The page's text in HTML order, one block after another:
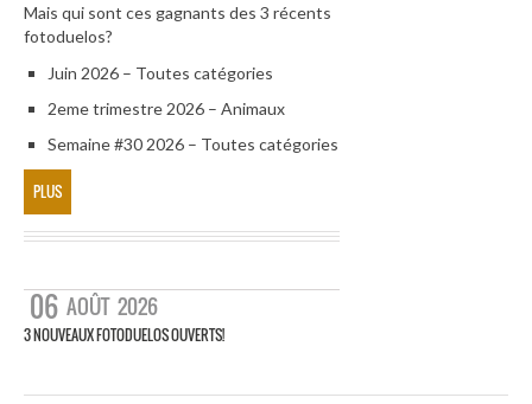
Mais qui sont ces gagnants des 3 récents
fotoduelos?
Juin 2026 – Toutes catégories
2eme trimestre 2026 – Animaux
Semaine #30 2026 – Toutes catégories
PLUS
06 AOÛT 2026
3 NOUVEAUX FOTODUELOS OUVERTS!